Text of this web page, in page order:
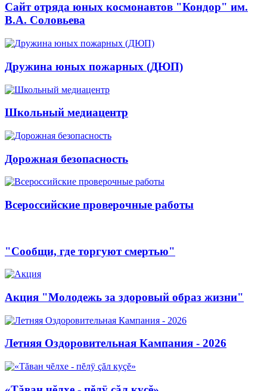
Сайт отряда юных космонавтов "Кондор" им.
В.А. Соловьева
Дружина юных пожарных (ДЮП)
Школьный медиацентр
Дорожная безопасность
Всероссийские проверочные работы
"Сообщи, где торгуют смертью"
Акция "Молодежь за здоровый образ жизни"
Летняя Оздоровительная Кампания - 2026